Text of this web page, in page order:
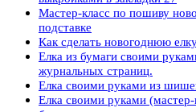
Мастер-класс по пошиву
подставке
Как сделать новогоднюю
Елка из бумаги своими
журнальных страниц.
Елка своими руками из
Елка своими руками